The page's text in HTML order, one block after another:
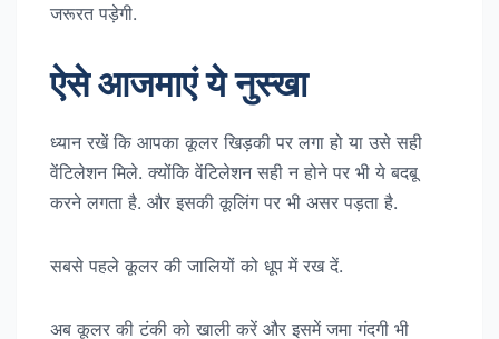
जरूरत पड़ेगी.
ऐसे आजमाएं ये नुस्खा
ध्यान रखें कि आपका कूलर खिड़की पर लगा हो या उसे सही
वेंटिलेशन मिले. क्योंकि वेंटिलेशन सही न होने पर भी ये बदबू
करने लगता है. और इसकी कूलिंग पर भी असर पड़ता है.
सबसे पहले कूलर की जालियों को धूप में रख दें.
अब कूलर की टंकी को खाली करें और इसमें जमा गंदगी भी